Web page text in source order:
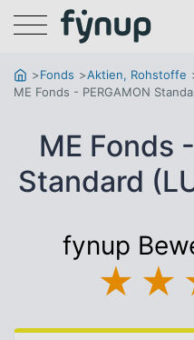
Menu
Fonds Aktien, Rohstoffe
ME Fonds - PERGAMON
ME Fonds
Standard
fynup
★ ★